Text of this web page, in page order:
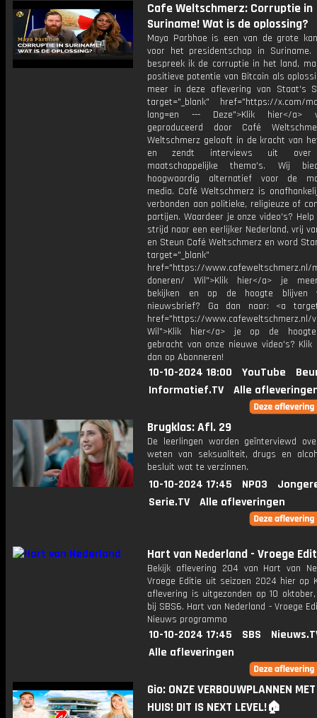
Cafe Weltschmerz: Corruptie in
Suriname! Wat is de oplossing?
Maya Parbhoe is een van de grote
voor het presidentschap in Suriname.
bespreek ik de corruptie in het land,
positieve potentie van Bitcoin als
meer in deze aflevering van Staat's
target="_blank" href="https://x.com/
lang=en --- Deze">Klik hier</a>
geproduceerd door Café
Weltschmerz gelooft in de kracht van
en zendt interviews uit over
maatschappelijke thema's. Wij
hoogwaardig alternatief voor de
media. Café Weltschmerz is
verbonden aan politieke, religieuze of
partijen. Waardeer je onze video's?
strijd naar een eerlijker Nederland, vrij
en Steun Café Weltschmerz en word
target="_blank"
href="https://www.cafeweltschmerz.nl/
doneren/ Wil">Klik hier</a> je
bekijken en op de hoogte blijven
nieuwsbrief? Ga dan naar: <a
href="https://www.cafeweltschmerz.nl/
Wil">Klik hier</a> je op de
gebracht van onze nieuwe video's? Klik
dan op Abonneren!
10-10-2024 18:00 YouTube
Informatief.TV
Alle
Brugklas: Afl. 29
De leerlingen worden geïnterviewd
weten van seksualiteit, drugs en
besluit wat te verzinnen.
10-10-2024 17:45 NPO3
Serie.TV
Alle afleveringen
Hart van Nederland - Vroege
Bekijk aflevering 204 van Hart van
Vroege Editie uit seizoen 2024 hier op
aflevering is uitgezonden op 10 oktober,
bij SBS6. Hart van Nederland - Vroege
Nieuws programma
10-10-2024 17:45 SBS
Alle afleveringen
Gio: ONZE VERBOUWPLANNEN
HUIS! DIT IS NEXT LEVEL!🏠